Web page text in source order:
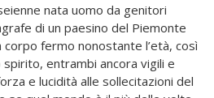
nata uomo da genitori
di un paesino del Piemonte
corpo fermo nonostante l’età, così
entrambi ancora vigili e
e lucidità alle sollecitazioni del